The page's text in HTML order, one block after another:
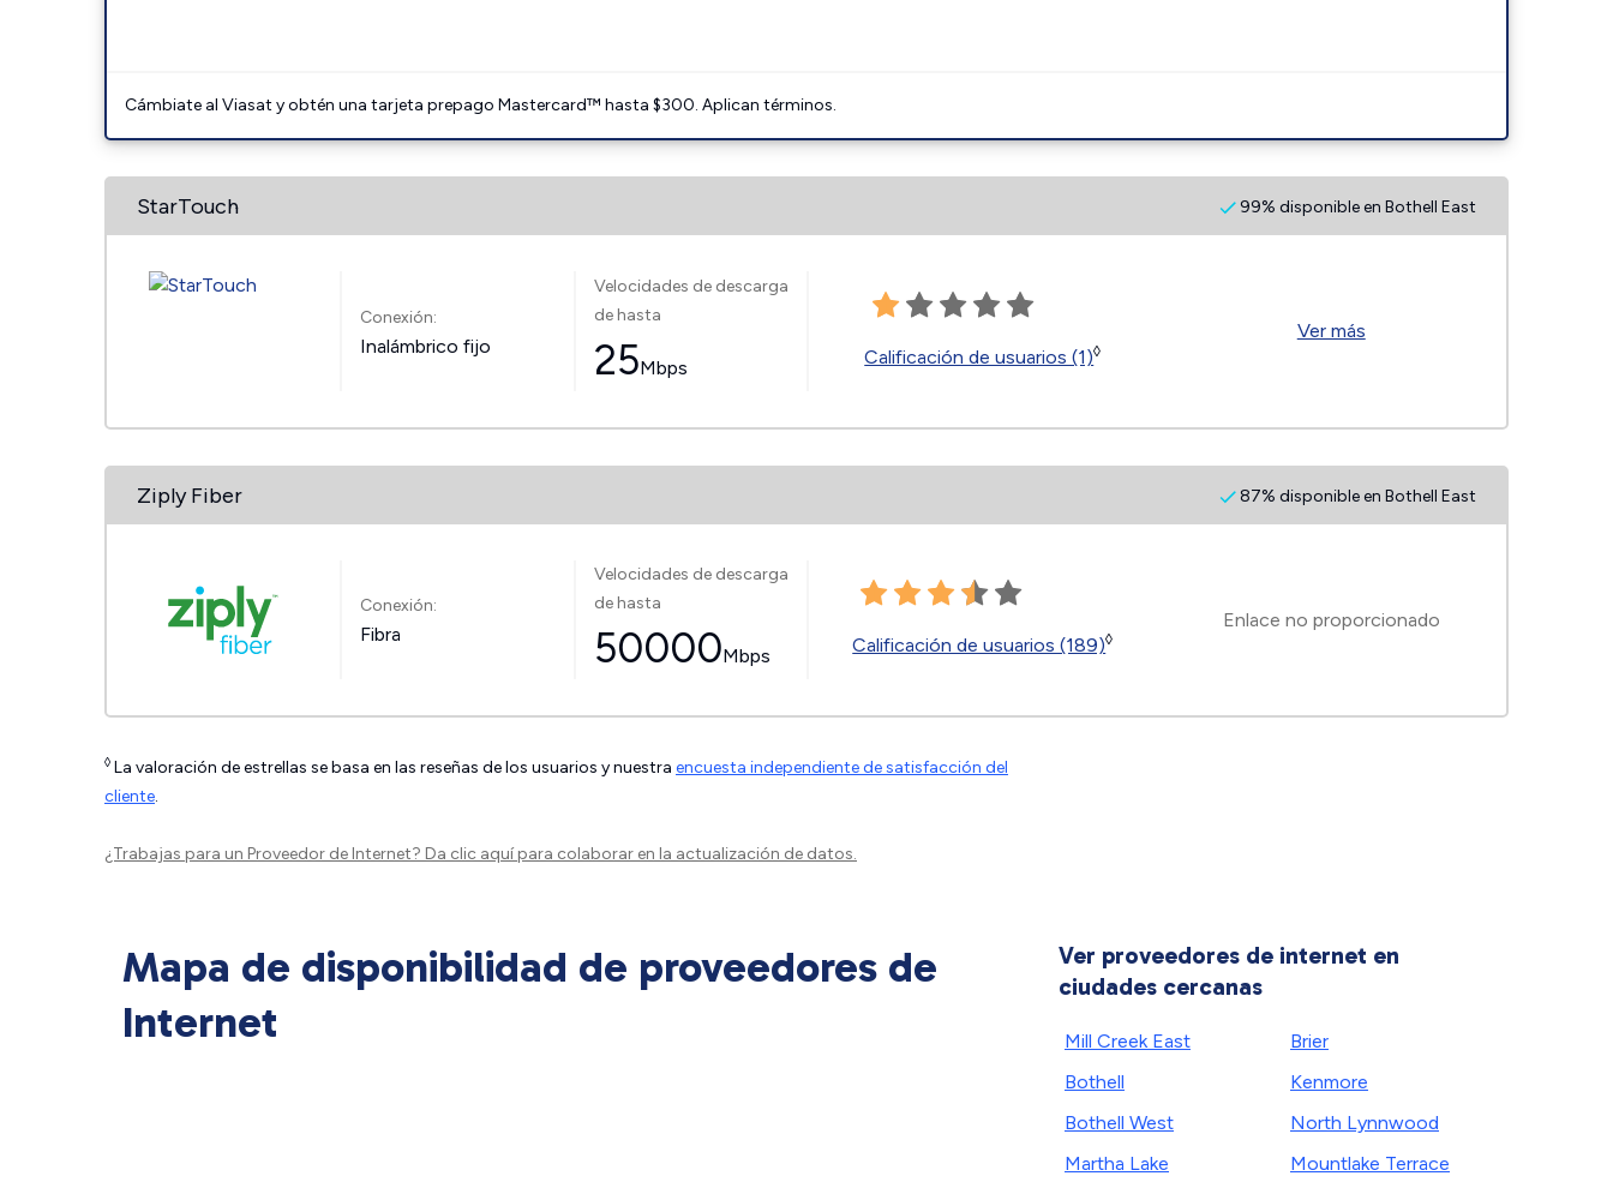
Cámbiate al Viasat y obtén una tarjeta prepago Mastercard™ hasta $300. Aplican términos.
StarTouch 99% disponible en Bothell East
Conexión:
Inalámbrico fijo
Velocidades de descarga
de hasta
25Mbps Calificación de usuarios (1)◊
Ver más
Ziply Fiber 87% disponible en Bothell East
Conexión:
Fibra
Velocidades de descarga
de hasta
50000Mbps Calificación de usuarios (189)◊
Enlace no proporcionado
◊ La valoración de estrellas se basa en las reseñas de los usuarios y nuestra encuesta independiente de satisfacción del
cliente.
¿Trabajas para un Proveedor de Internet? Da clic aquípara colaborar en la actualización de datos.
Mapa de disponibilidad de proveedores de
Internet
Ver proveedores de internet en
ciudades cercanas
Mill Creek East
Bothell
Bothell West
Martha Lake
Brier
Kenmore
North Lynnwood
Mountlake Terrace